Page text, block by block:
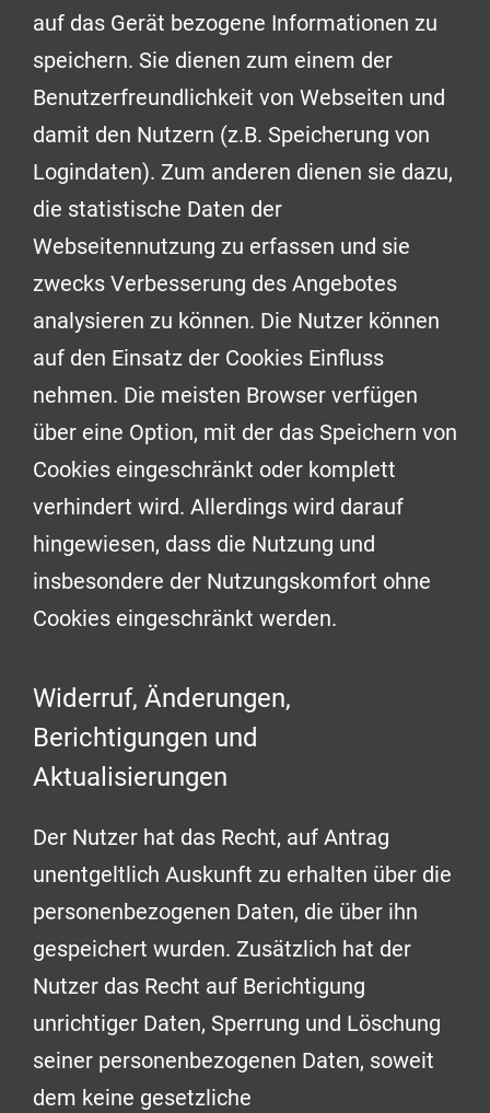
auf das Gerät bezogene Informationen zu
speichern. Sie dienen zum einem der
Benutzerfreundlichkeit von Webseiten und
damit den Nutzern (z.B. Speicherung von
Logindaten). Zum anderen dienen sie dazu,
die statistische Daten der
Webseitennutzung zu erfassen und sie
zwecks Verbesserung des Angebotes
analysieren zu können. Die Nutzer können
auf den Einsatz der Cookies Einfluss
nehmen. Die meisten Browser verfügen
über eine Option, mit der das Speichern von
Cookies eingeschränkt oder komplett
verhindert wird. Allerdings wird darauf
hingewiesen, dass die Nutzung und
insbesondere der Nutzungskomfort ohne
Cookies eingeschränkt werden.
Widerruf, Änderungen,
Berichtigungen und
Aktualisierungen
Der Nutzer hat das Recht, auf Antrag
unentgeltlich Auskunft zu erhalten über die
personenbezogenen Daten, die über ihn
gespeichert wurden. Zusätzlich hat der
Nutzer das Recht auf Berichtigung
unrichtiger Daten, Sperrung und Löschung
seiner personenbezogenen Daten, soweit
dem keine gesetzliche